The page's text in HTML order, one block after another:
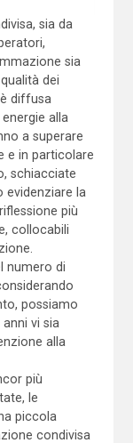
sia da
sia
dei
diffusa
alla
a superare
e in particolare
schiacciate
evidenziare la
più
collocabili
numero di
possiamo
vi sia
alla
più
le
piccola
condivisa